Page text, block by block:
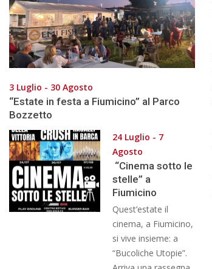
3 Luglio - 30 Agosto
“Estate in festa a Fiumicino” al Parco
Bozzetto
24 Luglio - 7
Agosto
“Cinema sotto le
stelle” a
Fiumicino
Quest’estate il
cinema, a Fiumicino,
si vive insieme: a
“Bucoliche Utopie”.